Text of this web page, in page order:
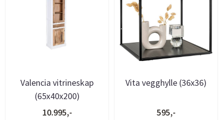
Valencia vitrineskap
(65x40x200)
10.995,-
Vita vegghylle (36x36)
595,-